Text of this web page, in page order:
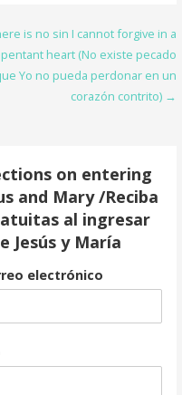
is no sin I cannot forgive in a
heart (No existe pecado
Yo no pueda perdonar en un
corazón contrito) →
on entering
and Mary /Reciba
al ingresar
Jesús y María
electrónico